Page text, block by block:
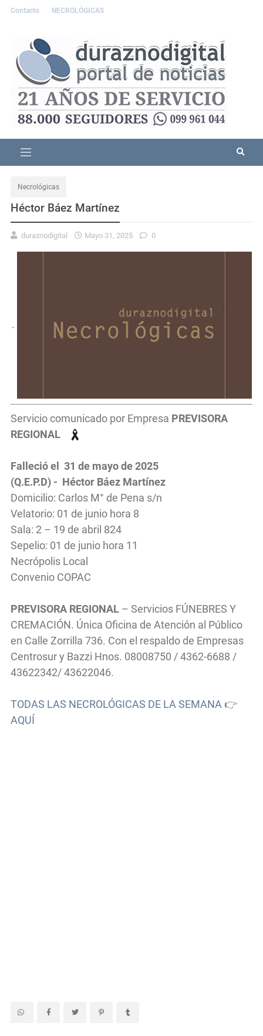
Contacto NECROLÓGICAS
Necrológicas
Héctor Báez Martínez
duraznodigital Mayo 31, 2025 0
.
Servicio comunicado por Empresa PREVISORA
REGIONAL
Falleció el 31 de mayo de 2025
(Q.E.P.D) - Héctor Báez Martínez
Domicilio: Carlos M° de Pena s/n
Velatorio: 01 de junio hora 8
Sala: 2 – 19 de abril 824
Sepelio: 01 de junio hora 11
Necrópolis Local
Convenio COPAC
PREVISORA REGIONAL – Servicios FÚNEBRES Y
CREMACIÓN. Única Oficina de Atención al Público
en Calle Zorrilla 736. Con el respaldo de Empresas
Centrosur y Bazzi Hnos. 08008750 / 4362-6688 /
43622342/ 43622046.
TODAS LAS NECROLÓGICAS DE LA SEMANA 👉
AQUÍ